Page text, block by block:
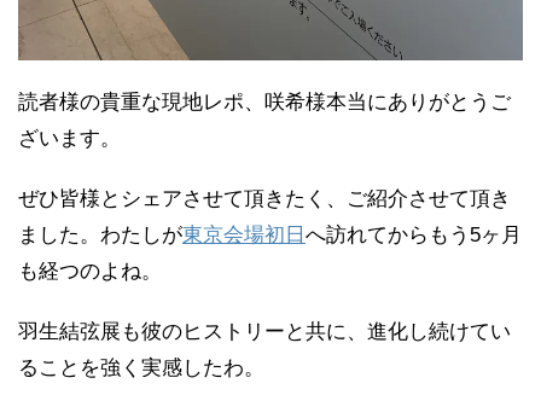
読者様の貴重な現地レポ、咲希様本当にありがとうご
ざいます。
ぜひ皆様とシェアさせて頂きたく、ご紹介させて頂き
ました。わたしが東京会場初日 へ訪れてからもう5ヶ月
も経つのよね。
羽生結弦展も彼のヒストリーと共に、進化し続けてい
ることを強く実感したわ。